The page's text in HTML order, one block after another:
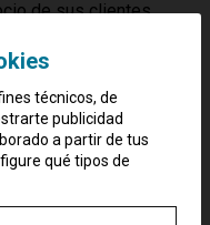
de sus clientes
1122765064
técnicos, de
publicidad
a partir de tus
qué tipos de